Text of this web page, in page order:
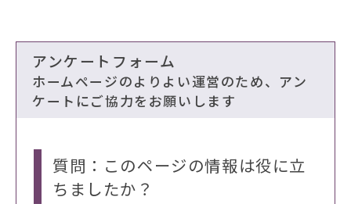
アンケートフォーム
ホームページのよりよい運営のため、アン
ケートにご協力をお願いします
質問：このページの情報は役に立
ちましたか？